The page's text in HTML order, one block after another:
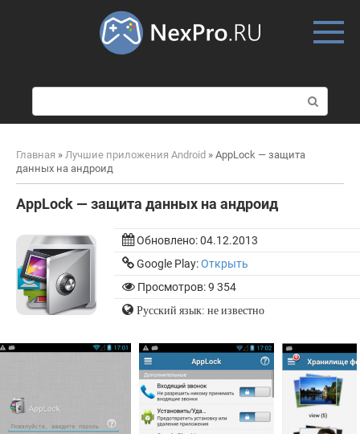
о
и
к
Главная » Лучшие приложения Android » AppLock — защита
данных на андроид
AppLock — защита данных на андроид
Обновлено:04.12.2013
Google Play:Открыть
Просмотров: 9 354
Русский язык: не известно